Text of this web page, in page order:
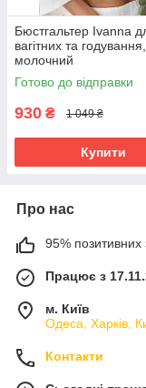
Бюстгальтер Ivanna
вагітних та годування,
молочний
Готово до відправки
930 ₴ 1 049 ₴
Купити
Про нас
95% позитивних
Працює з
м. Київ
Одеса, Харків,
Контакти